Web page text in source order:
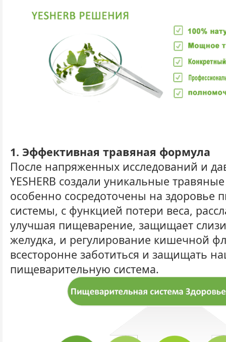
1. Эффективная травяная формула
После напряженных исследований и
YESHERB создали уникальные
особенно сосредоточены на здоровье
системы, с функцией потери веса,
улучшая пищеварение, защищает
желудка, и регулирование кишечной
всесторонне заботиться и защищать
пищеварительную система.